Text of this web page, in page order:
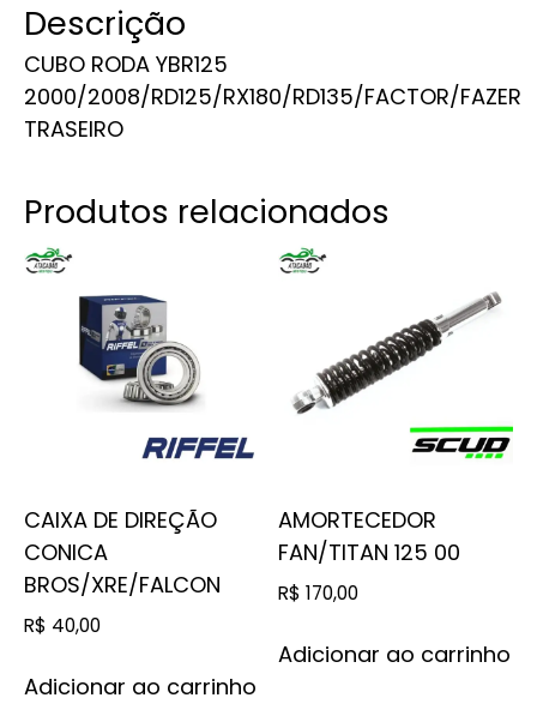
Descrição
CUBO RODA YBR125
2000/2008/RD125/RX180/RD135/FACTOR/FAZER
TRASEIRO
Produtos relacionados
CAIXA DE DIREÇÃO
CONICA
BROS/XRE/FALCON
R$ 40,00
Adicionar ao carrinho
AMORTECEDOR
FAN/TITAN 125 00
R$ 170,00
Adicionar ao carrinho